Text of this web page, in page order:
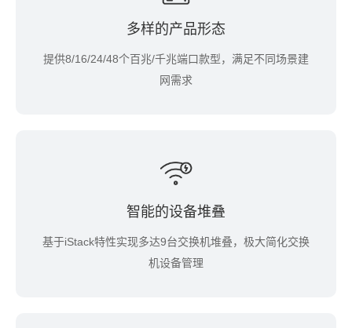
多样的产品形态
提供8/16/24/48个百兆/千兆端口款型，满足不同场景建
网需求
智能的设备堆叠
基于iStack特性实现多达9台交换机堆叠，极大简化交换
机设备管理